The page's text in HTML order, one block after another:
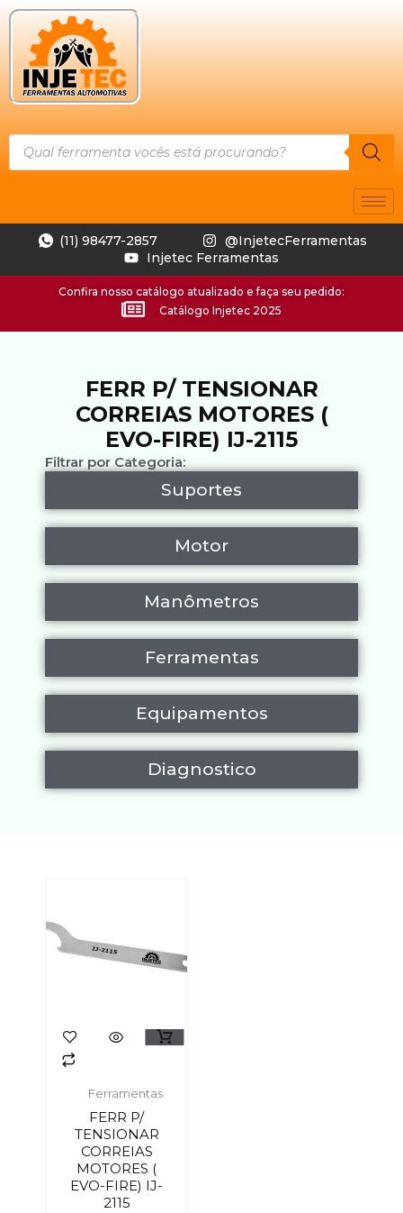
(11) 98477-2857
@InjetecFerramentas
Injetec Ferramentas
Confira nosso catálogo atualizado e faça seu pedido:
Catálogo Injetec 2025
FERR P/ TENSIONAR
CORREIAS MOTORES (
EVO-FIRE) IJ-2115
Filtrar por Categoria:
Suportes
Motor
Manômetros
Ferramentas
Equipamentos
Diagnostico
Ferramentas
FERR P/
TENSIONAR
CORREIAS
MOTORES (
EVO-FIRE) IJ-
2115